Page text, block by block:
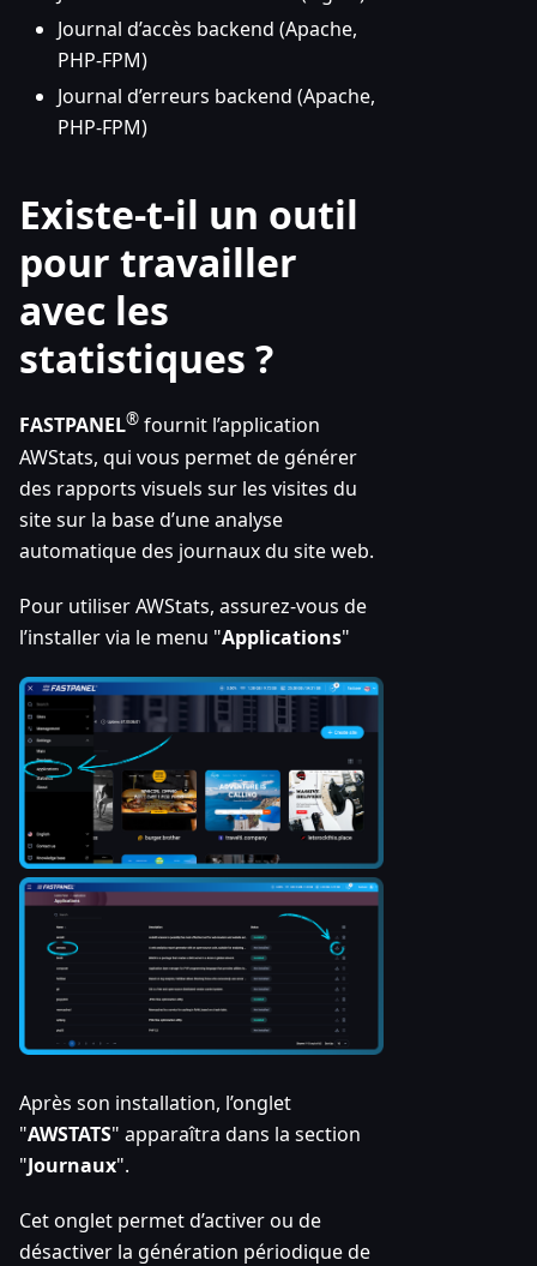
Journal d’accès backend (Apache,
PHP-FPM)
Journal d’erreurs backend (Apache,
PHP-FPM)
Existe-t-il un outil
pour travailler
avec les
statistiques ?
FASTPANEL® fournit l’application
AWStats, qui vous permet de générer
des rapports visuels sur les visites du
site sur la base d’une analyse
automatique des journaux du site web.
Pour utiliser AWStats, assurez-vous de
l’installer via le menu "Applications"
Après son installation, l’onglet
"AWSTATS" apparaîtra dans la section
"Journaux".
Cet onglet permet d’activer ou de
désactiver la génération périodique de